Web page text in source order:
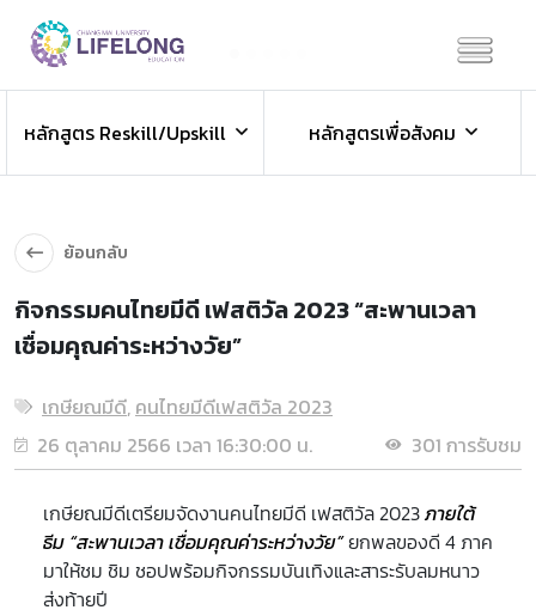
ข่าวประชาสัมพันธ์
ข่าวสารองค์กร ข่าวสารกิจกรรม
หลักสูตร Reskill/Upskill
หลักสูตรเพื่อสังคม
ย้อนกลับ
กิจกรรมคนไทยมีดี เฟสติวัล 2023 “สะพานเวลา
เชื่อมคุณค่าระหว่างวัย”
เกษียณมีดี, คนไทยมีดีเฟสติวัล 2023
26 ตุลาคม 2566 เวลา 16:30:00 น.
301 การรับชม
เกษียณมีดีเตรียมจัดงานคนไทยมีดี เฟสติวัล 2023ภายใต้
ธีม “สะพานเวลา เชื่อมคุณค่าระหว่างวัย”ยกพลของดี 4 ภาค
มาให้ชม ชิม ชอปพร้อมกิจกรรมบันเทิงและสาระรับลมหนาว
ส่งท้ายปี